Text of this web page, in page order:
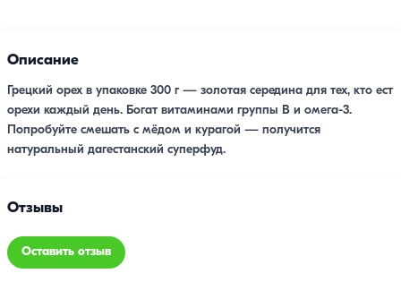
Описание
Грецкий орех в упаковке 300 г — золотая середина для тех, кто ест
орехи каждый день. Богат витаминами группы В и омега-3.
Попробуйте смешать с мёдом и курагой — получится
натуральный дагестанский суперфуд.
Отзывы
Оставить отзыв